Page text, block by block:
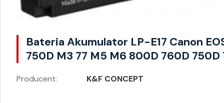
Bateria Akumulator LP-E17 Canon
750D M3 77 M5 M6 800D 760D 750D
Producent: K&F CONCEPT